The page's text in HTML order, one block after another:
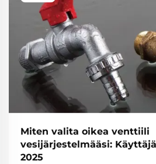
Miten valita oikea venttiili
vesijärjestelmääsi:
2025